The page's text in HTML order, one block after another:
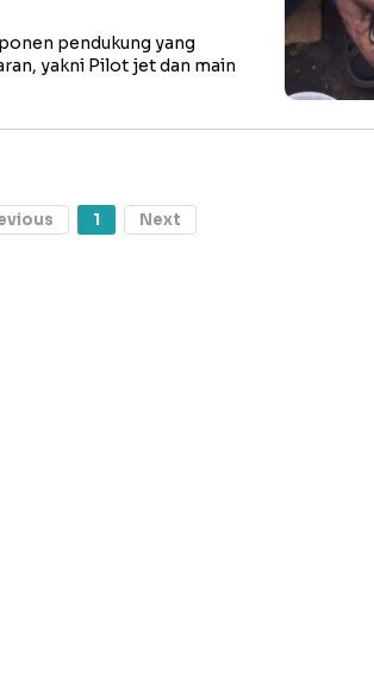
pendukung yang
yakni Pilot jet dan main
1 Next